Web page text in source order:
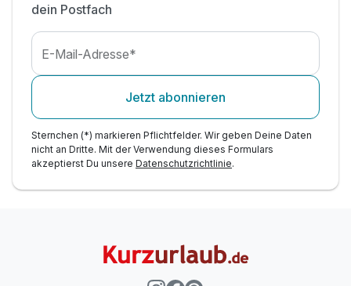
dein Postfach
E-Mail-Adresse*
Jetzt abonnieren
Sternchen (*) markieren Pflichtfelder. Wir geben Deine Daten
nicht an Dritte. Mit der Verwendung dieses Formulars
akzeptierst Du unsere Datenschutzrichtlinie.